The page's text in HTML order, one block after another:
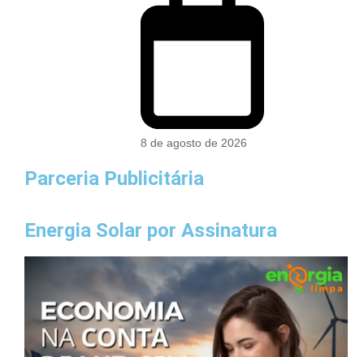
8 de agosto de 2026
Parceria Publicitária
Energia Solar por Assinatura